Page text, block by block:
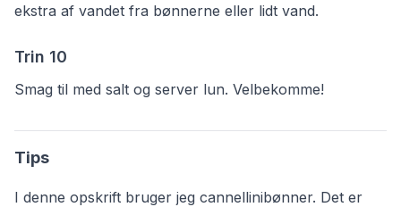
ekstra af vandet fra bønnerne eller lidt vand.
Trin 10
Smag til med salt og server lun. Velbekomme!
Tips
I denne opskrift bruger jeg cannellinibønner. Det er